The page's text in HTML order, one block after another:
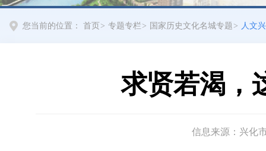
您当前的位置： 首页 > 专题专栏 > 国家历史文化名城专题 > 人文
求贤若渴，
信息来源：兴化